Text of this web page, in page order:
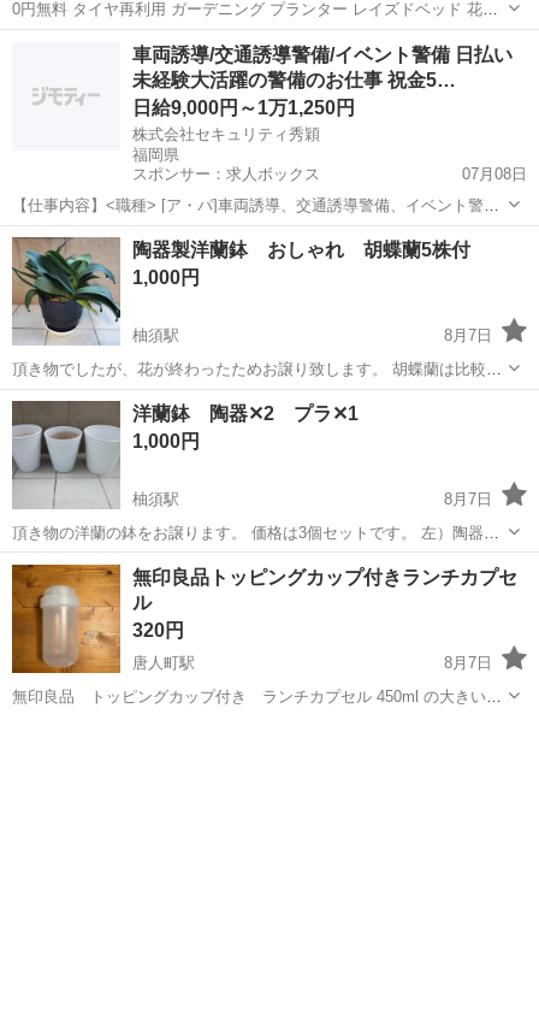
0円無料 タイヤ再利用 ガーデニング プランター レイズドベッド 花壇
樹木の保護などにどうぞ 在庫数は変動しますのでお問い合わせくださ
い。 5個以上まとめてお願いします。
飯塚駅 家庭用品 タイヤ
車両誘導/交通誘導警備/イベント警備 日払い
未経験大活躍の警備のお仕事 祝金5…
日給9,000円～1万1,250円
株式会社セキュリティ秀穎
福岡県
スポンサー：求人ボックス
07月08日
【仕事内容】<職種> [ア・パ]車両誘導、交通誘導警備、イベント警備
<雇用形態> アルバイト・パート <給与> [ア・パ]日給9,000円～11,250
円 受取方法は選択制 日払い、週払い、月払いは自由に選択できます
初日の研修...
アルバイト・パート
陶器製洋蘭鉢 おしゃれ 胡蝶蘭5株付
1,000円
柚須駅
8月7日
頂き物でしたが、花が終わったためお譲り致します。 胡蝶蘭は比較的
状態はよいと思っていますが、多少の痛みもあると思われます、 こち
らはおまけとお考えください。 陶器製洋蘭鉢 直径29cm ✕ 高さ
25cm
福岡 福岡市 柚須駅 家庭用品
洋蘭鉢 陶器✕2 プラ✕1
1,000円
柚須駅
8月7日
頂き物の洋蘭の鉢をお譲ります。 価格は3個セットです。 左）陶器
製 直径24.5cm 高さ29cm 中）陶器製 直径24.5cm 高さ28cm
右）樹脂製 直径29cm 高さ28.5cm バラでもお譲り可能ですので、
気に...
福岡 福岡市 柚須駅 家庭用品
無印良品トッピングカップ付きランチカプセ
ル
320円
唐人町駅
8月7日
無印良品 トッピングカップ付き ランチカプセル 450ml の大きい方